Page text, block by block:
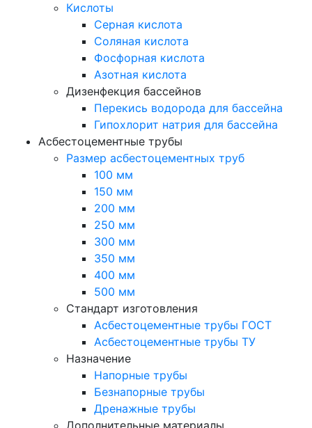
Кислоты
Серная кислота
Соляная кислота
Фосфорная кислота
Азотная кислота
Дизенфекция бассейнов
Перекись водорода для бассейна
Гипохлорит натрия для бассейна
Асбестоцементные трубы
Размер асбестоцементных труб
100 мм
150 мм
200 мм
250 мм
300 мм
350 мм
400 мм
500 мм
Стандарт изготовления
Асбестоцементные трубы ГОСТ
Асбестоцементные трубы ТУ
Назначение
Напорные трубы
Безнапорные трубы
Дренажные трубы
Дополнительные материалы